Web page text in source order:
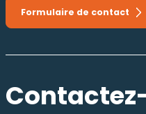
Formulaire de contact